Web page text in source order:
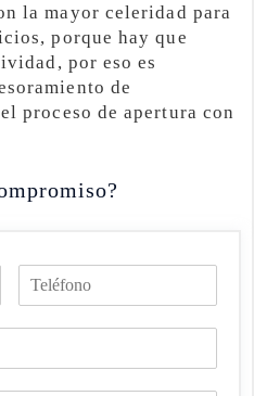
la mayor celeridad para
porque hay que
por eso es
de
proceso de apertura con